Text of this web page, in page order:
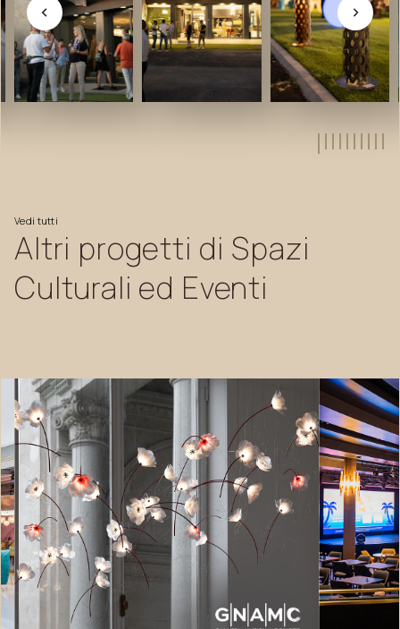
Vedi tutti
Altri progetti di Spazi
Culturali ed Eventi